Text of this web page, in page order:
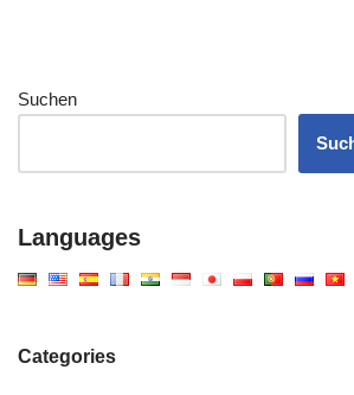
Suchen
Languages
Categories